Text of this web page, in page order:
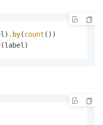
.by(count ())
(label)